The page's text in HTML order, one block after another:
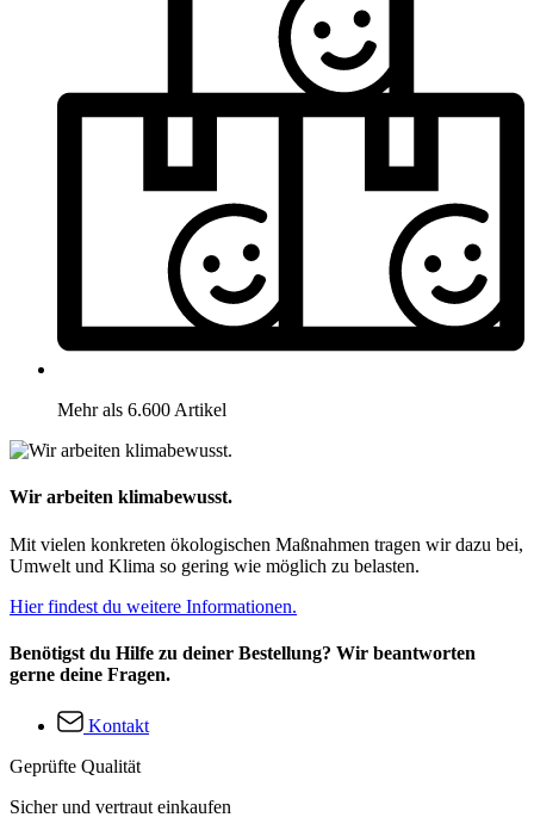
Mehr als 6.600 Artikel
Wir arbeiten klimabewusst.
Mit vielen konkreten ökologischen Maßnahmen tragen wir dazu bei,
Umwelt und Klima so gering wie möglich zu belasten.
Hier findest du weitere Informationen.
Benötigst du Hilfe zu deiner Bestellung? Wir beantworten
gerne deine Fragen.
Kontakt
Geprüfte Qualität
Sicher und vertraut einkaufen